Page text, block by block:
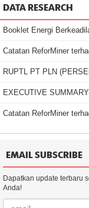
DATA RESEARCH
Booklet Energi
Catatan ReforMiner
RUPTL PT PLN
EXECUTIVE
Catatan ReforMiner
EMAIL SUBSCRIBE
Dapatkan update terbaru
Anda!